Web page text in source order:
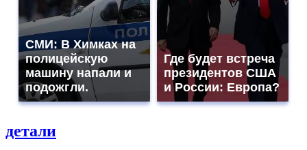
СМИ: В Химках на
полицейскую
машину напали и
подожгли.
Где будет встреча
президентов США
и России: Европа?
детали